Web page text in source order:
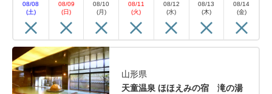
08/08
(土)
08/09
(日)
08/10
(月)
08/11
(火)
08/12
(水)
08/13
(木)
08/14
(金)
山形県
天童温泉 ほほえみの宿 滝の湯